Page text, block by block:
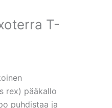
T-
rex) pääkallo
puhdistaa ja